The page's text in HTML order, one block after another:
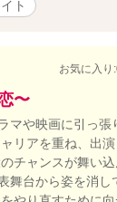
ト
お気に入り:
〜
マや映画に引っ
リアを重ね、出
チャンスが舞い
舞台から姿を消